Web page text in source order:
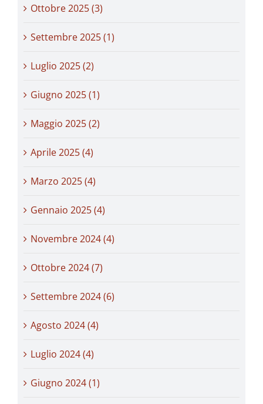
Ottobre 2025 (3)
Settembre 2025 (1)
Luglio 2025 (2)
Giugno 2025 (1)
Maggio 2025 (2)
Aprile 2025 (4)
Marzo 2025 (4)
Gennaio 2025 (4)
Novembre 2024 (4)
Ottobre 2024 (7)
Settembre 2024 (6)
Agosto 2024 (4)
Luglio 2024 (4)
Giugno 2024 (1)